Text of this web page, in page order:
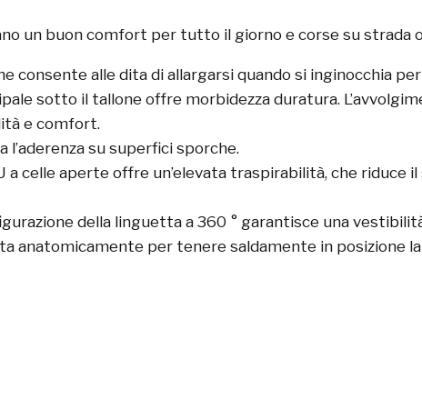
un buon comfort per tutto il giorno e corse su strada
consente alle dita di allargarsi quando si inginocchia
sotto il tallone offre morbidezza duratura.
e comfort.
l’aderenza su superfici sporche.
celle aperte offre un’elevata traspirabilità, che riduce
della linguetta a 360 ° garantisce una
anatomicamente per tenere saldamente in posizione